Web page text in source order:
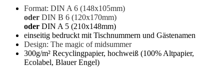
Format: DIN A 6 (148x105mm)
oder DIN B 6 (120x170mm)
oder DIN A 5 (210x148mm)
einseitig bedruckt mit Tischnummern und Gästenamen
Design: The magic of midsummer
300g/m² Recyclingpapier, hochweiß (100% Altpapier,
Ecolabel, Blauer Engel)